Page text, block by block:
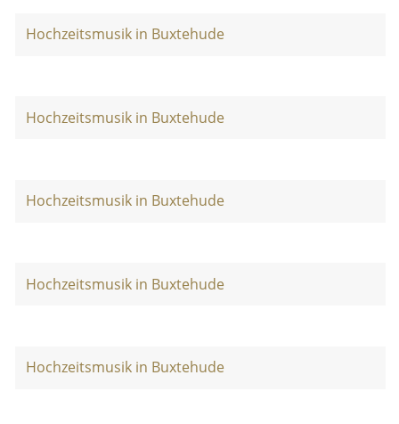
Hochzeitsmusik in Buxtehude
Hochzeitsmusik in Buxtehude
Hochzeitsmusik in Buxtehude
Hochzeitsmusik in Buxtehude
Hochzeitsmusik in Buxtehude